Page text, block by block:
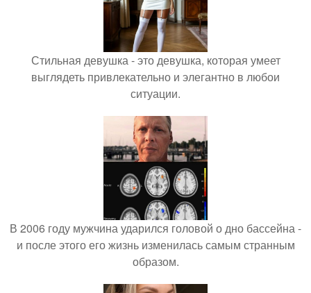
Стильная девушка - это девушка, которая умеет
выглядеть привлекательно и элегантно в любои
ситуации.
В 2006 году мужчина ударился головой о дно бассейна -
и после этого его жизнь изменилась самым странным
образом.